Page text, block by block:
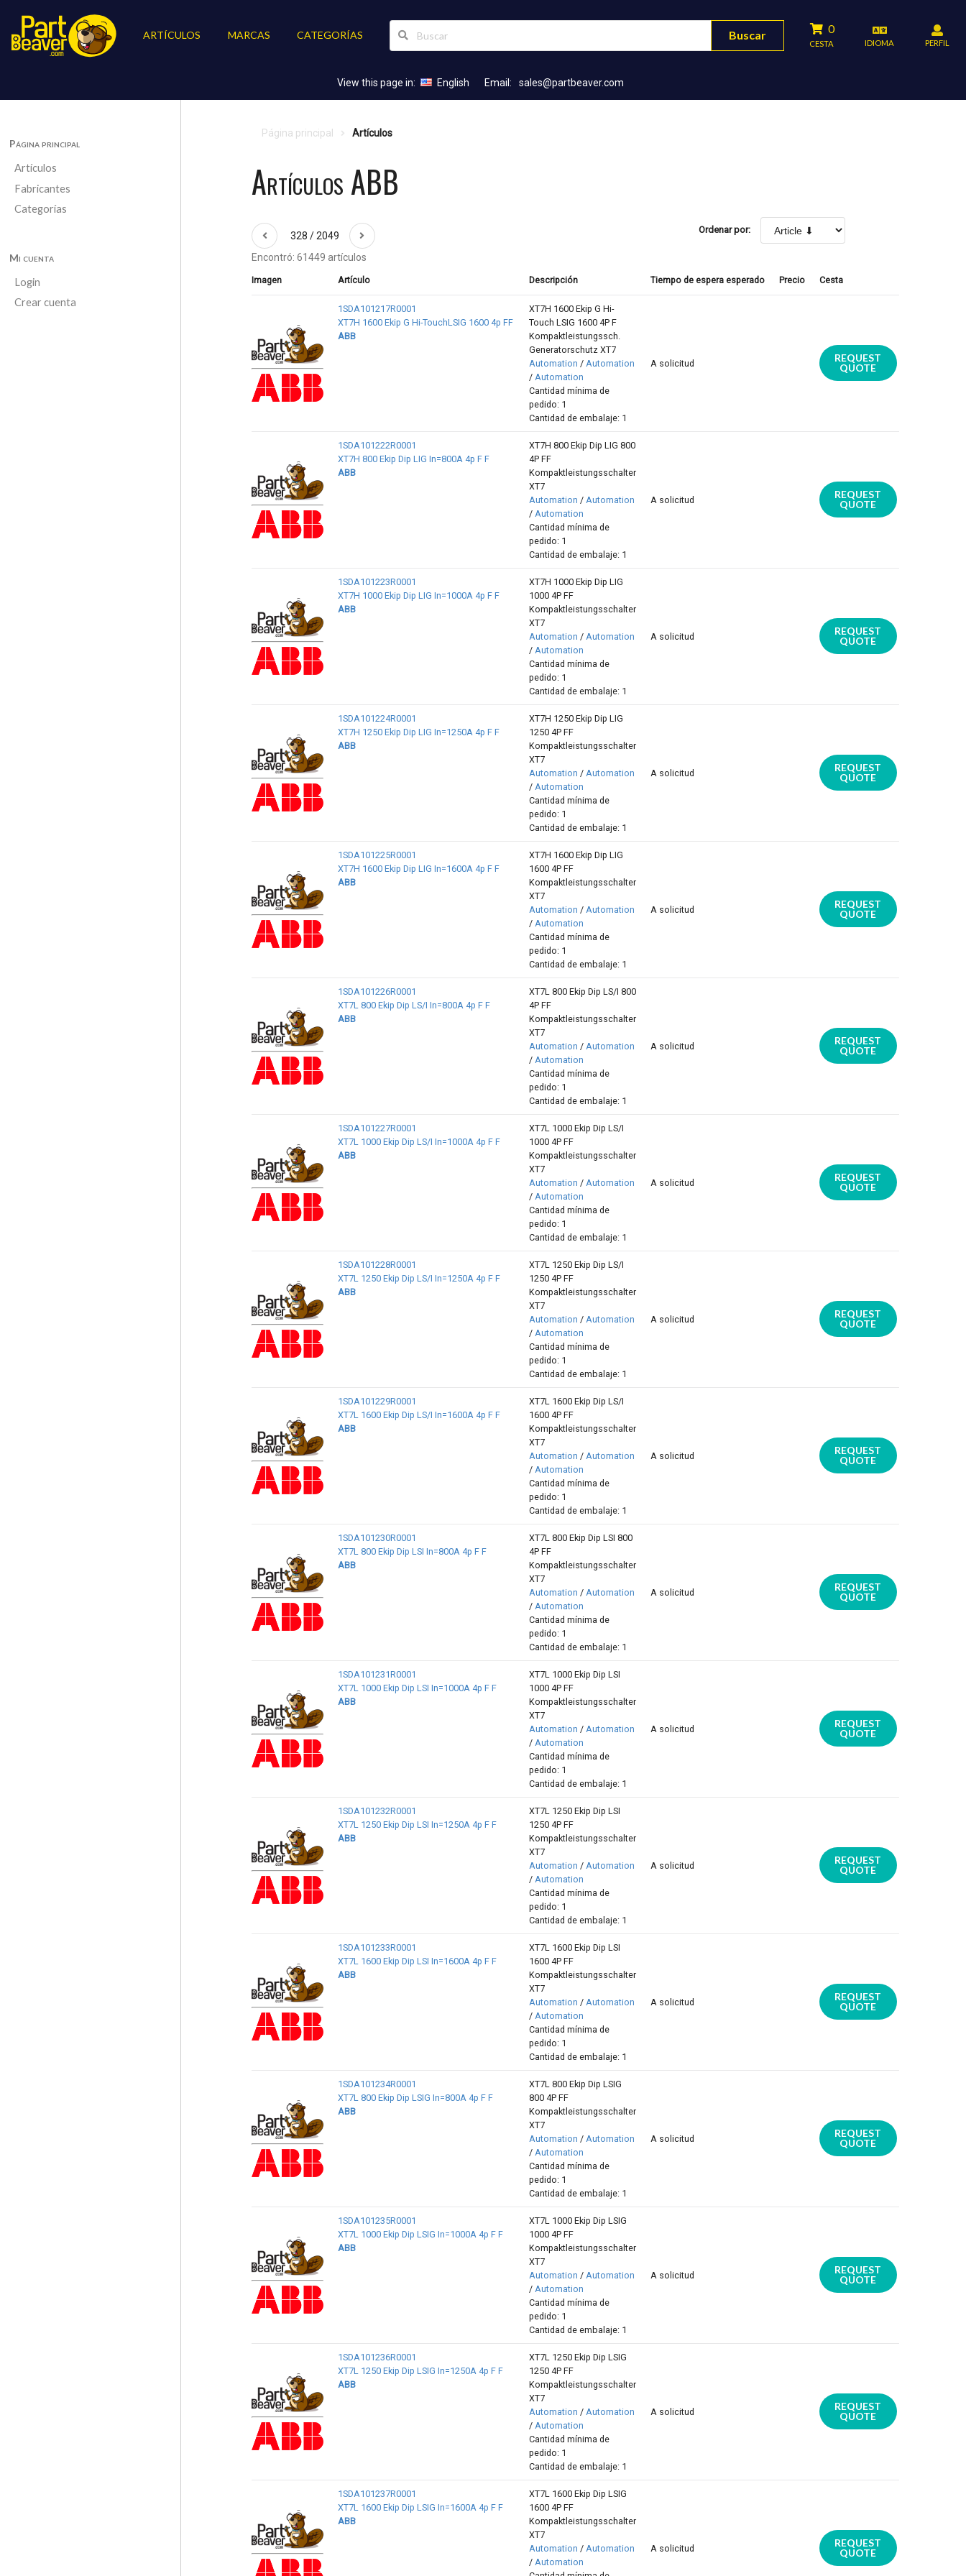
ARTÍCULOS MARCAS CATEGORÍAS Buscar 0
CESTA IDIOMA PERFIL
View this page in: English Email: sales@partbeaver.com
Página principal
Artículos
Fabricantes
Categorías
Mi cuenta
Login
Crear cuenta
Página principal Artículos
Artículos ABB
328 / 2049 Ordenar por:
Encontró: 61449 artículos
Imagen Artículo Descripción Tiempo de espera esperado Precio Cesta
1SDA101217R0001
XT7H 1600 Ekip G Hi-TouchLSIG 1600 4p FF
ABB
XT7H 1600 Ekip G Hi-
Touch LSIG 1600 4P F
Kompaktleistungssch.
Generatorschutz XT7
Automation / Automation
/ Automation
Cantidad mínima de
pedido: 1
Cantidad de embalaje: 1
A solicitud
REQUEST
QUOTE
1SDA101222R0001
XT7H 800 Ekip Dip LIG In=800A 4p F F
ABB
XT7H 800 Ekip Dip LIG 800
4P FF
Kompaktleistungsschalter
XT7
Automation / Automation
/ Automation
Cantidad mínima de
pedido: 1
Cantidad de embalaje: 1
A solicitud
REQUEST
QUOTE
1SDA101223R0001
XT7H 1000 Ekip Dip LIG In=1000A 4p F F
ABB
XT7H 1000 Ekip Dip LIG
1000 4P FF
Kompaktleistungsschalter
XT7
Automation / Automation
/ Automation
Cantidad mínima de
pedido: 1
Cantidad de embalaje: 1
A solicitud
REQUEST
QUOTE
1SDA101224R0001
XT7H 1250 Ekip Dip LIG In=1250A 4p F F
ABB
XT7H 1250 Ekip Dip LIG
1250 4P FF
Kompaktleistungsschalter
XT7
Automation / Automation
/ Automation
Cantidad mínima de
pedido: 1
Cantidad de embalaje: 1
A solicitud
REQUEST
QUOTE
1SDA101225R0001
XT7H 1600 Ekip Dip LIG In=1600A 4p F F
ABB
XT7H 1600 Ekip Dip LIG
1600 4P FF
Kompaktleistungsschalter
XT7
Automation / Automation
/ Automation
Cantidad mínima de
pedido: 1
Cantidad de embalaje: 1
A solicitud
REQUEST
QUOTE
1SDA101226R0001
XT7L 800 Ekip Dip LS/I In=800A 4p F F
ABB
XT7L 800 Ekip Dip LS/I 800
4P FF
Kompaktleistungsschalter
XT7
Automation / Automation
/ Automation
Cantidad mínima de
pedido: 1
Cantidad de embalaje: 1
A solicitud
REQUEST
QUOTE
1SDA101227R0001
XT7L 1000 Ekip Dip LS/I In=1000A 4p F F
ABB
XT7L 1000 Ekip Dip LS/I
1000 4P FF
Kompaktleistungsschalter
XT7
Automation / Automation
/ Automation
Cantidad mínima de
pedido: 1
Cantidad de embalaje: 1
A solicitud
REQUEST
QUOTE
1SDA101228R0001
XT7L 1250 Ekip Dip LS/I In=1250A 4p F F
ABB
XT7L 1250 Ekip Dip LS/I
1250 4P FF
Kompaktleistungsschalter
XT7
Automation / Automation
/ Automation
Cantidad mínima de
pedido: 1
Cantidad de embalaje: 1
A solicitud
REQUEST
QUOTE
1SDA101229R0001
XT7L 1600 Ekip Dip LS/I In=1600A 4p F F
ABB
XT7L 1600 Ekip Dip LS/I
1600 4P FF
Kompaktleistungsschalter
XT7
Automation / Automation
/ Automation
Cantidad mínima de
pedido: 1
Cantidad de embalaje: 1
A solicitud
REQUEST
QUOTE
1SDA101230R0001
XT7L 800 Ekip Dip LSI In=800A 4p F F
ABB
XT7L 800 Ekip Dip LSI 800
4P FF
Kompaktleistungsschalter
XT7
Automation / Automation
/ Automation
Cantidad mínima de
pedido: 1
Cantidad de embalaje: 1
A solicitud
REQUEST
QUOTE
1SDA101231R0001
XT7L 1000 Ekip Dip LSI In=1000A 4p F F
ABB
XT7L 1000 Ekip Dip LSI
1000 4P FF
Kompaktleistungsschalter
XT7
Automation / Automation
/ Automation
Cantidad mínima de
pedido: 1
Cantidad de embalaje: 1
A solicitud
REQUEST
QUOTE
1SDA101232R0001
XT7L 1250 Ekip Dip LSI In=1250A 4p F F
ABB
XT7L 1250 Ekip Dip LSI
1250 4P FF
Kompaktleistungsschalter
XT7
Automation / Automation
/ Automation
Cantidad mínima de
pedido: 1
Cantidad de embalaje: 1
A solicitud
REQUEST
QUOTE
1SDA101233R0001
XT7L 1600 Ekip Dip LSI In=1600A 4p F F
ABB
XT7L 1600 Ekip Dip LSI
1600 4P FF
Kompaktleistungsschalter
XT7
Automation / Automation
/ Automation
Cantidad mínima de
pedido: 1
Cantidad de embalaje: 1
A solicitud
REQUEST
QUOTE
1SDA101234R0001
XT7L 800 Ekip Dip LSIG In=800A 4p F F
ABB
XT7L 800 Ekip Dip LSIG
800 4P FF
Kompaktleistungsschalter
XT7
Automation / Automation
/ Automation
Cantidad mínima de
pedido: 1
Cantidad de embalaje: 1
A solicitud
REQUEST
QUOTE
1SDA101235R0001
XT7L 1000 Ekip Dip LSIG In=1000A 4p F F
ABB
XT7L 1000 Ekip Dip LSIG
1000 4P FF
Kompaktleistungsschalter
XT7
Automation / Automation
/ Automation
Cantidad mínima de
pedido: 1
Cantidad de embalaje: 1
A solicitud
REQUEST
QUOTE
1SDA101236R0001
XT7L 1250 Ekip Dip LSIG In=1250A 4p F F
ABB
XT7L 1250 Ekip Dip LSIG
1250 4P FF
Kompaktleistungsschalter
XT7
Automation / Automation
/ Automation
Cantidad mínima de
pedido: 1
Cantidad de embalaje: 1
A solicitud
REQUEST
QUOTE
1SDA101237R0001
XT7L 1600 Ekip Dip LSIG In=1600A 4p F F
ABB
XT7L 1600 Ekip Dip LSIG
1600 4P FF
Kompaktleistungsschalter
XT7
Automation / Automation
/ Automation
A solicitud
REQUEST
QUOTE